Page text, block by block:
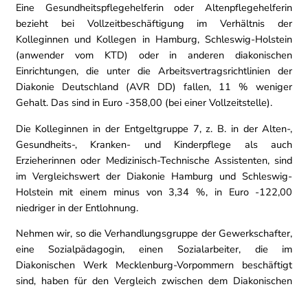
Eine Gesundheitspflegehelferin oder Altenpflegehelferin
bezieht bei Vollzeitbeschäftigung im Verhältnis der
Kolleginnen und Kollegen in Hamburg, Schleswig-Holstein
(anwender vom KTD) oder in anderen diakonischen
Einrichtungen, die unter die Arbeitsvertragsrichtlinien der
Diakonie Deutschland (AVR DD) fallen, 11 % weniger
Gehalt. Das sind in Euro -358,00 (bei einer Vollzeitstelle).
Die Kolleginnen in der Entgeltgruppe 7, z. B. in der Alten-,
Gesundheits-, Kranken- und Kinderpflege als auch
Erzieherinnen oder Medizinisch-Technische Assistenten, sind
im Vergleichswert der Diakonie Hamburg und Schleswig-
Holstein mit einem minus von 3,34 %, in Euro -122,00
niedriger in der Entlohnung.
Nehmen wir, so die Verhandlungsgruppe der Gewerkschafter,
eine Sozialpädagogin, einen Sozialarbeiter, die im
Diakonischen Werk Mecklenburg-Vorpommern beschäftigt
sind, haben für den Vergleich zwischen dem Diakonischen